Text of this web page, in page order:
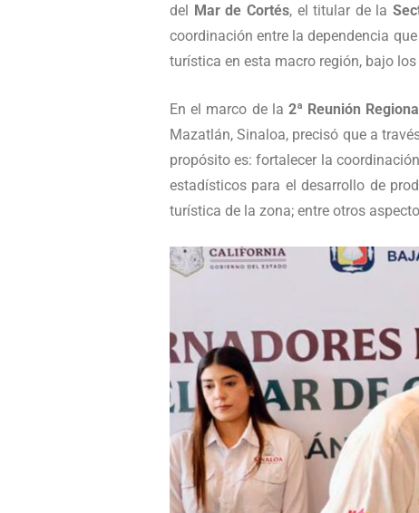
del Mar de Cortés, el titular de la
coordinación entre la dependencia
turística en esta macro región, bajo
En el marco de la 2ª Reunión
Mazatlán, Sinaloa, precisó que a
propósito es: fortalecer la
estadísticos para el desarrollo de
turística de la zona; entre otros